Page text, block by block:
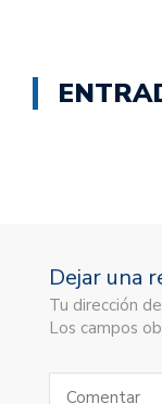
Dejar una
Tu dirección
Los campos